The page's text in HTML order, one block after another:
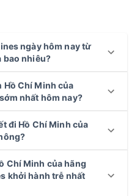
ngày hôm nay từ
bao nhiêu?
Hồ Chí Minh của
nhất hôm nay?
đi Hồ Chí Minh của
Chí Minh của hãng
khởi hành trễ nhất